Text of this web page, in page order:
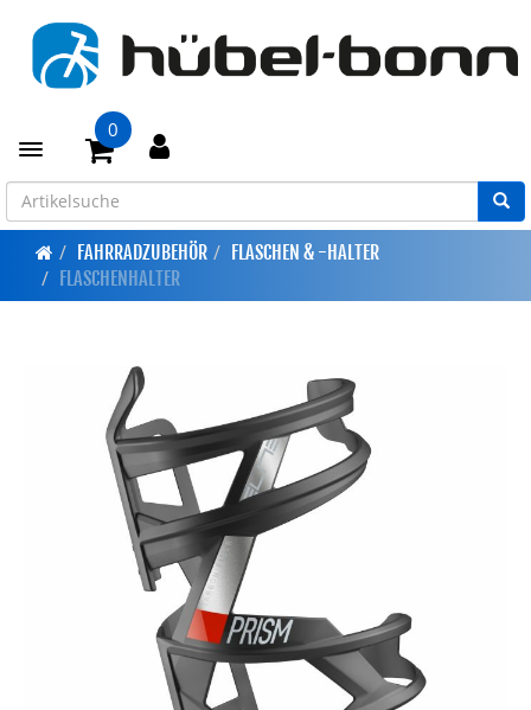
Toggle navigation
0
FAHRRADZUBEHÖR
FLASCHEN & -HALTER
FLASCHENHALTER